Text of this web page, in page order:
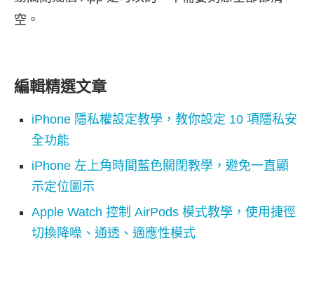
空。
編輯精選文章
iPhone 隱私權設定教學，教你設定 10 項隱私安
全功能
iPhone 左上角時間藍色關閉教學，避免一直顯
示定位圖示
Apple Watch 控制 AirPods 模式教學，使用捷徑
切換降噪、通透、適應性模式